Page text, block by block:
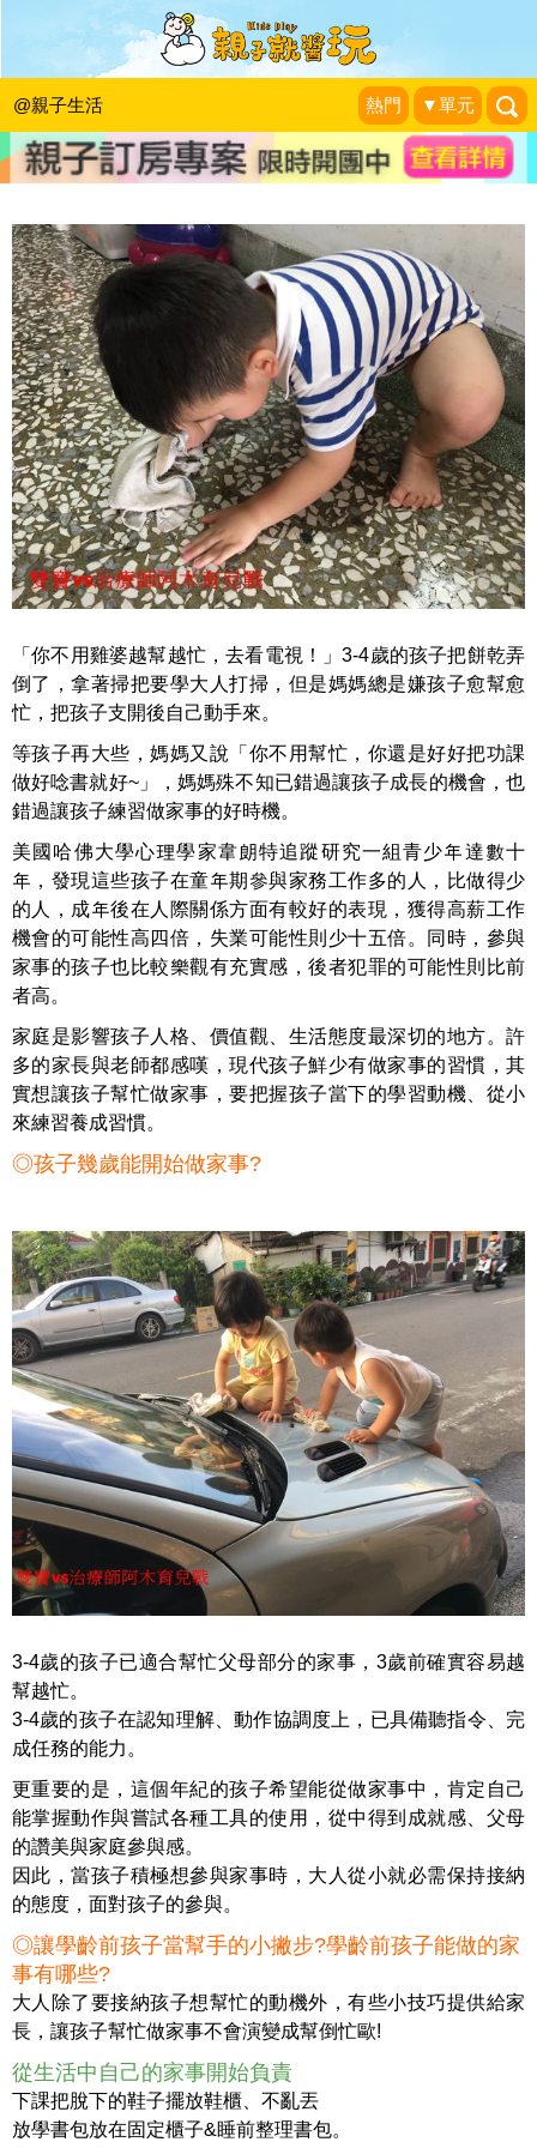
@親子生活 熱門 ▼單元
參與家事的孩子，未來獲得高薪工作機
會大！
雙寶&治療師阿木育兒戰|2016-09-27
「你不用雞婆越幫越忙，去看電視！」3-4歲的孩子把餅乾弄
倒了，拿著掃把要學大人打掃，但是媽媽總是嫌孩子愈幫愈
忙，把孩子支開後自己動手來。
等孩子再大些，媽媽又說「你不用幫忙，你還是好好把功課
做好唸書就好~」，媽媽殊不知已錯過讓孩子成長的機會，也
錯過讓孩子練習做家事的好時機。
美國哈佛大學心理學家韋朗特追蹤研究一組青少年達數十
年， 發現這些孩子在童年期參與家務工作多的人，比做得少
的人，成年後在人際關係方面有較好的表現，獲得高薪工作
機會的可能性高四倍，失業可能性則少十五倍。同時，參與
家事的孩子也比較樂觀有充實感，後者犯罪的可能性則比前
者高。
家庭是影響孩子人格、價值觀、生活態度最深切的地方。許
多的家長與老師都感嘆，現代孩子鮮少有做家事的習慣，其
實想讓孩子幫忙做家事，要把握孩子當下的學習動機、從小
來練習養成習慣。
◎孩子幾歲能開始做家事?
3-4歲的孩子已適合幫忙父母部分的家事，3歲前確實容易越
幫越忙。
3-4歲的孩子在認知理解、動作協調度上，已具備聽指令、完
成任務的能力。
更重要的是，這個年紀的孩子希望能從做家事中， 肯定自己
能掌握動作與嘗試各種工具的使用，從中得到成就感、父母
的讚美與家庭參與感。
因此，當孩子積極想參與家事時，大人從小就必需保持接納
的態度，面對孩子的參與。
◎讓學齡前孩子當幫手的小撇步?學齡前孩子能做的家
事有哪些?
大人除了要接納孩子想幫忙的動機外，有些小技巧提供給家
長，讓孩子幫忙做家事不會演變成幫倒忙歐!
從生活中自己的家事開始負責
下課把脫下的鞋子擺放鞋櫃、不亂丟
放學書包放在固定櫃子&睡前整理書包。